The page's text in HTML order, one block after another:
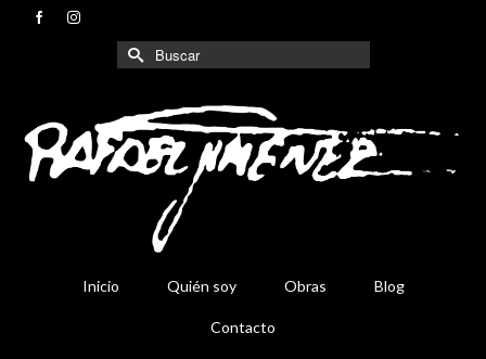
Buscar
por:
Inicio Quién soy Obras Blog
Contacto